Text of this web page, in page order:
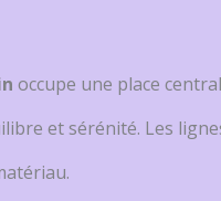
occupe une place
et sérénité. Les